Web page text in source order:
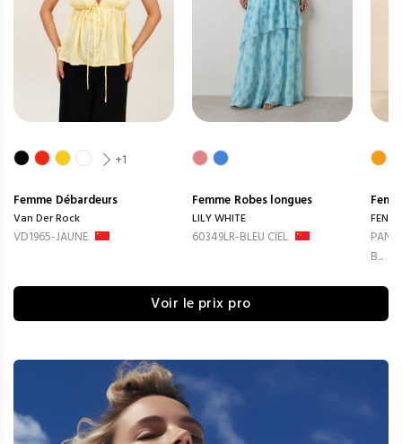
+1
Femme Débardeurs
Van Der Rock
VD1965-JAUNE
Femme Robes longues
LILY WHITE
60349LR-BLEU CIEL
B...
Voir le prix pro